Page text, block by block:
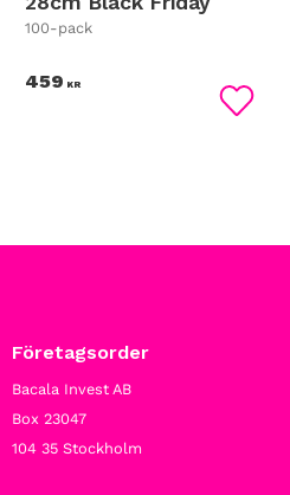
100-pack
459 KR
Lägg
Företagsorder
Bacala Invest AB
Box 23047
104 35 Stockholm